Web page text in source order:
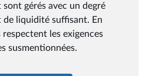
gérés avec un degré
de liquidité suffisant. En
les exigences
susmentionnées.